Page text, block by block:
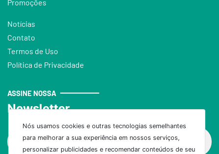
Nós usamos cookies e outras tecnologias semelhantes
para melhorar a sua experiência em nossos serviços,
personalizar publicidades e recomendar conteúdos de seu
Promoções
Notícias
Contato
Termos de Uso
Política de Privacidade
ASSINE NOSSA
Newsletter